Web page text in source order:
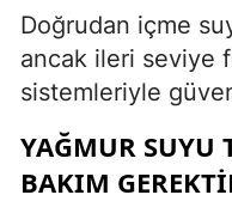
Doğrudan içme
ancak ileri seviye
sistemleriyle
YAĞMUR SUYU
BAKIM